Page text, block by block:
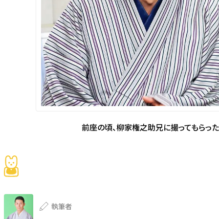
前座の頃、柳家権之助兄に撮ってもらっ
執筆者